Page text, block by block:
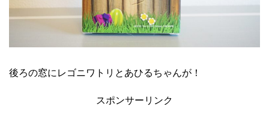
後ろの窓にレゴニワトリとあひるちゃんが！
スポンサーリンク